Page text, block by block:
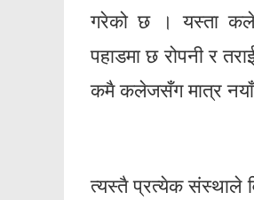
गरेको छ । यस्ता
पहाडमा छ रोपनी र
कमै कलेजसँग मात्र नयाँ
त्यस्तै प्रत्येक संस्थाले